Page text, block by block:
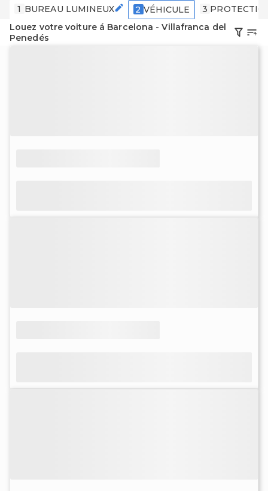
1 BUREAU LUMINEUX 2 VÉHICULE 3
Louez votre voiture á Barcelona - Villafranca del
Penedés